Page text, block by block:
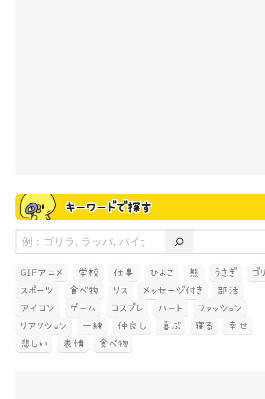
キーワードで探す
GIFアニメ 学校 仕事 ひよこ 熊 うさぎ
ゴ
スポーツ
食べ物 リス メッセージ付き
部活
アイコン
ゲーム コスプレ ハート
ファッション
リアクション
一緒 仲良し 喜ぶ 寝る
幸せ
悲しい
表情 食べ物